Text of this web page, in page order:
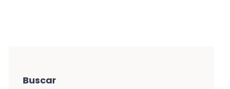
Buscar